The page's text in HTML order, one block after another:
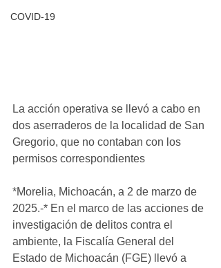
COVID-19
La acción operativa se llevó a cabo en
dos aserraderos de la localidad de San
Gregorio, que no contaban con los
permisos correspondientes
*Morelia, Michoacán, a 2 de marzo de
2025.-* En el marco de las acciones de
investigación de delitos contra el
ambiente, la Fiscalía General del
Estado de Michoacán (FGE) llevó a